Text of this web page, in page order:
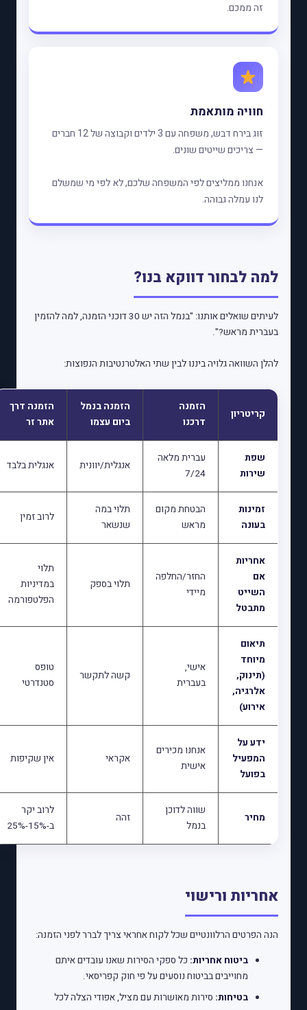
זה ממכם.
חוויה מותאמת
זוג בירח דבש, משפחה עם 3 ילדים וקבוצה של 12 חברים
— צריכים שייטים שונים.
אנחנו ממליצים לפי המשפחה שלכם, לא לפי מי שמשלם
לנו עמלה גבוהה.
למה לבחור דווקא בנו?
לעיתים שואלים אותנו: "בנמל הזה יש 30 דוכני הזמנה, למה להזמין
בעברית מראש?".
להלן השוואה גלויה ביננו לבין שתי האלטרנטיבות הנפוצות:
קריטריון
הזמנה
דרכנו
הזמנה בנמל
ביום עצמו
הזמנה דרך
אתר זר
שפת
שירות
עברית מלאה
7/24
אנגלית/יוונית אנגלית בלבד
זמינות
בעונה
הבטחת מקום
מראש
תלוי במה
שנשאר
לרוב זמין
אחריות
אם
השייט
מתבטל
החזר/החלפה
מיידי
תלוי בספק
תלוי
במדיניות
הפלטפורמה
תיאום
מיוחד
(תינוק,
אלרגיה,
אירוע)
אישי,
בעברית
קשה לתקשר
טופס
סטנדרטי
ידע על
המפעיל
בפועל
אנחנו מכירים
אישית
אקראי אין שקיפות
מחיר
שווה לדוכן
בנמל
זהה
לרוב יקר
ב-15%-25%
אחריות ורישוי
הנה הפרטים הרלוונטיים שכל לקוח אחראי צריך לברר לפני הזמנה:
ביטוח אחריות:כל ספקי הסירות שאנו עובדים איתם
מחוייבים בביטוח נוסעים על פי חוק קפריסאי.
בטיחות:סירות מאושרות עם מציל, אפודי הצלה לכל